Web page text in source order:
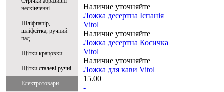
нескінченні
Шліфпапір,
шліфсітка, ручний
пад
Щітки крацовки
Щітки сталеві ручні
Електротовари
Наличие уточняйте
Ложка десертна Іспанія
Vitol
Наличие уточняйте
Ложка десертна Косичка
Vitol
Наличие уточняйте
Ложка для кави Vitol
15.00
-